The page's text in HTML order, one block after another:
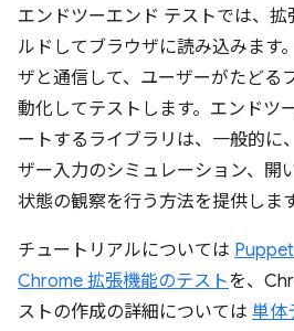
エンドツーエンド テストでは、
ルドしてブラウザに読み込みます
ザと通信して、ユーザーがたどる
動化してテストします。エンドツ
ートするライブラリは、一般的に
ザー入力のシミュレーション、開
状態の観察を行う方法を提供します
チュートリアルについては
Chrome 拡張機能のテストを、
ストの作成の詳細については 単体